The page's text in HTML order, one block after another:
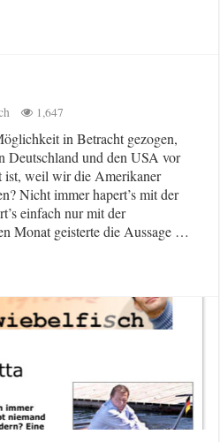
1,647
in Betracht gezogen,
Deutschland und den USA vor
ist, weil wir die Amerikaner
Nicht immer hapert’s mit der
einfach nur mit der
Monat geisterte die Aussage …